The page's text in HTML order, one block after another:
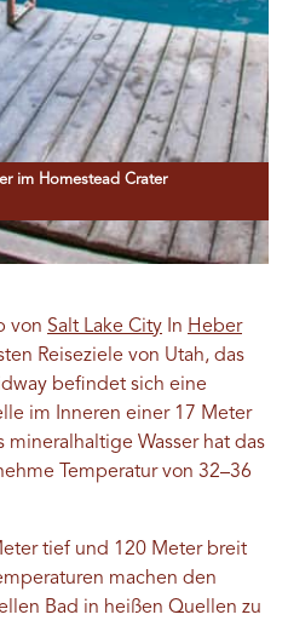
im Homestead Crater
von Salt Lake City In Heber
Reiseziele von Utah, das
befindet sich eine
im Inneren einer 17 Meter
mineralhaltige Wasser hat das
Temperatur von 32–36
tief und 120 Meter breit
machen den
Bad in heißen Quellen zu